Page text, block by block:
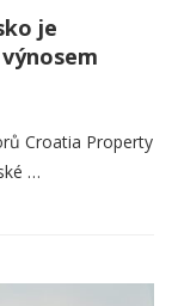
je
Croatia Property
…